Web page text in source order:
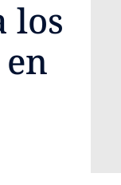
los